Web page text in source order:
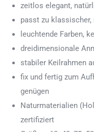
zeitlos elegant,
passt zu
leuchtende Farben,
dreidimensionale
stabiler Keilrahmen
fix und fertig zum
genügen
Naturmaterialien
zertifiziert